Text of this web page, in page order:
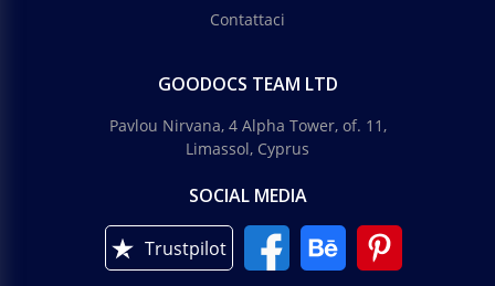
Contattaci
GOODOCS TEAM LTD
Pavlou Nirvana, 4 Alpha Tower, of. 11,
Limassol, Cyprus
SOCIAL MEDIA
Trustpilot